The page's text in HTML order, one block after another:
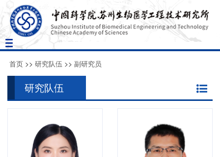
Toggle
navigation
首页 >> 研究队伍 >> 副研究员
研究队伍